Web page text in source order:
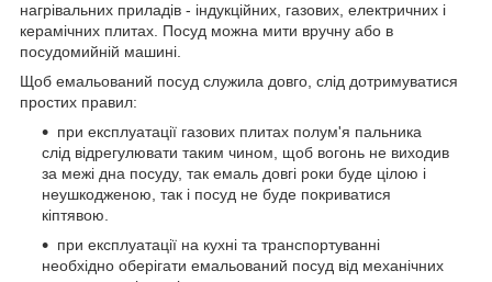
нагрівальних приладів - індукційних, газових, електричних і
керамічних плитах. Посуд можна мити вручну або в
посудомийній машині.
Щоб емальований посуд служила довго, слід дотримуватися
простих правил:
при експлуатації газових плитах полум'я пальника
слід відрегулювати таким чином, щоб вогонь не виходив
за межі дна посуду, так емаль довгі роки буде цілою і
неушкодженою, так і посуд не буде покриватися
кіптявою.
при експлуатації на кухні та транспортуванні
необхідно оберігати емальований посуд від механічних